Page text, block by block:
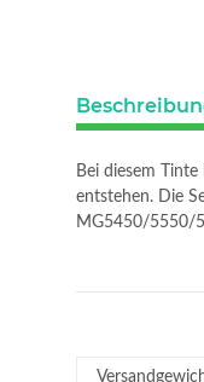
Bei diesem
entstehen. Die
MG5450/5550/